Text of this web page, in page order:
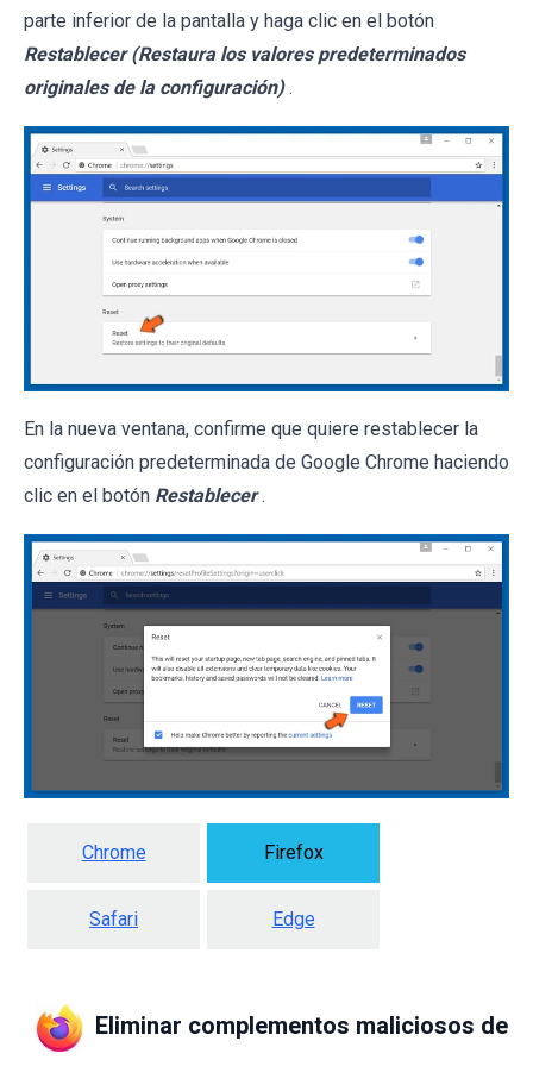
parte inferior de la pantalla y haga clic en el botón
Restablecer (Restaura los valores predeterminados
originales de la configuración) .
En la nueva ventana, confirme que quiere restablecer la
configuración predeterminada de Google Chrome haciendo
clic en el botón Restablecer .
Chrome Firefox
Safari Edge
Eliminar complementos maliciosos de